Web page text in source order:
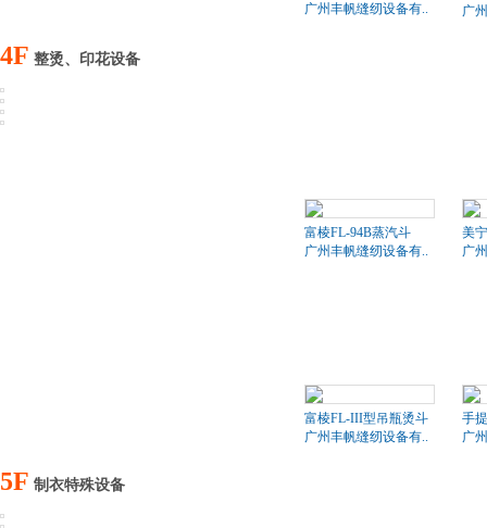
广州丰帆缝纫设备有.. 广
4F 整烫、印花设备
富棱FL-94B蒸汽斗
广州丰帆缝纫设备有..
美
广
富棱FL-III型吊瓶烫斗
广州丰帆缝纫设备有..
手提
广
5F 制衣特殊设备